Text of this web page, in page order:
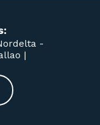
-
|